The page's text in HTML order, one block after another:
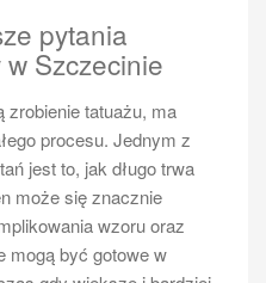
pytania
Szczecinie
zrobienie tatuażu, ma
procesu. Jednym z
jest to, jak długo trwa
może się znacznie
wzoru oraz
mogą być gotowe w